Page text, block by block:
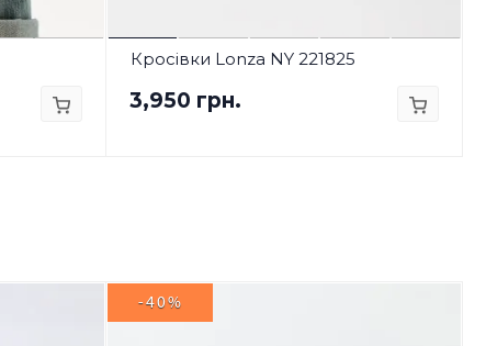
Кросівки Lonza NY 221825
3,950 грн.
-40%